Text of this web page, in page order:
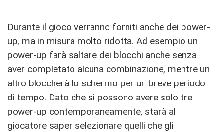
Durante il gioco verranno forniti anche dei power-
up, ma in misura molto ridotta. Ad esempio un
power-up farà saltare dei blocchi anche senza
aver completato alcuna combinazione, mentre un
altro bloccherà lo schermo per un breve periodo
di tempo. Dato che si possono avere solo tre
power-up contemporaneamente, starà al
giocatore saper selezionare quelli che gli